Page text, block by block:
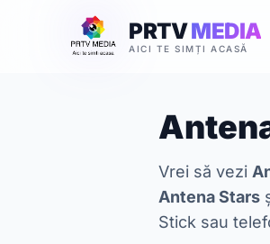
PRTVMEDIA
AICI TE SIMȚI ACASĂ
Vrei să vezi
Antena Stars
Stick sau